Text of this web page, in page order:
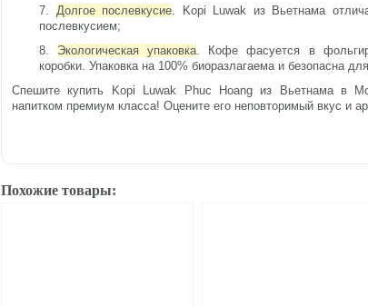
Долгое послевкусие. Kopi Luwak из Вьетнама
послевкусием;
Экологическая упаковка. Кофе фасуется в
коробки. Упаковка на 100% биоразлагаема и безопасна
Спешите купить Kopi Luwak Phuc Hoang из Вьетнама в
напитком премиум класса! Оцените его неповторимый вкус и
Похожие товары: